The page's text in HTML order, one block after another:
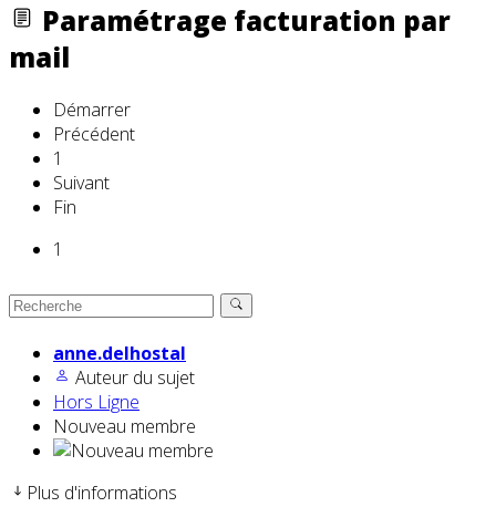
Paramétrage facturation par
mail
Démarrer
Précédent
1
Suivant
Fin
1
anne.delhostal
Auteur du sujet
Hors Ligne
Nouveau membre
Plus d'informations